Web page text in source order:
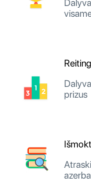
prizus